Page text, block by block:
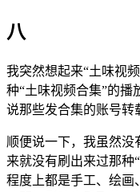
八
我突然想起来“土味视
种“土味视频合集”的播
说那些发合集的账号转
顺便说一下，我虽然没
来就没有刷出来过那种
程度上都是手工、绘画